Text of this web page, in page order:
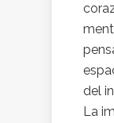
del
La